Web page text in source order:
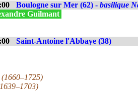
Boulogne sur Mer (62) - basilique
Guilmant
Saint-Antoine l'Abbaye (38)